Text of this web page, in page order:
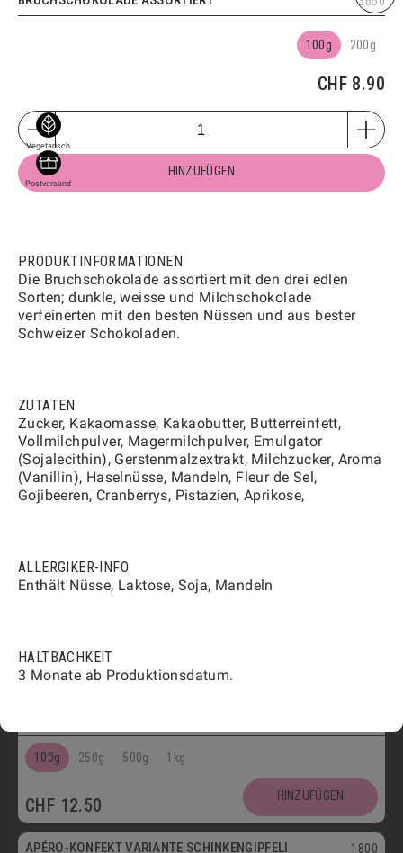
2704
HINZUFÜGEN
Vegetarisch
MINI-MANDELGIPFELI 2706
CHF2.40
Mini
CHF1.60 HINZUFÜGEN
Vegetarisch
APÉRO-KONFEKT MIT KÄSE
CHF12.50
Vegetarisch
FLÛTES MIT KÜMMEL 1808
100g 250g 500g 1kg
Vegetarisch
FLÛTES MIT SESAM
CHF12.00
100g 250g 500g 1kg
CHF 12.50 HINZUFÜGEN
APÉRO-KONFEKT VARIANTE SCHINKENGIPFELI 1800
Vegetarisch
Postversand
100g 200g
CHF 8.90
HINZUFÜGEN
PRODUKTINFORMATIONEN
Die Bruchschokolade assortiert mit den drei edlen
Sorten; dunkle, weisse und Milchschokolade
verfeinerten mit den besten Nüssen und aus bester
Schweizer Schokoladen.
ZUTATEN
Zucker, Kakaomasse, Kakaobutter, Butterreinfett,
Vollmilchpulver, Magermilchpulver, Emulgator
(Sojalecithin), Gerstenmalzextrakt, Milchzucker, Aroma
(Vanillin), Haselnüsse, Mandeln, Fleur de Sel,
Gojibeeren, Cranberrys, Pistazien, Aprikose,
ALLERGIKER-INFO
Enthält Nüsse, Laktose, Soja, Mandeln
HALTBACHKEIT
3 Monate ab Produktionsdatum.